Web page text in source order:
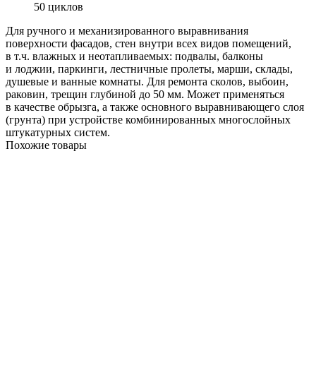
50 циклов
Для ручного и механизированного выравнивания
поверхности фасадов, стен внутри всех видов помещений,
в т.ч. влажных и неотапливаемых: подвалы, балконы
и лоджии, паркинги, лестничные пролеты, марши, склады,
душевые и ванные комнаты. Для ремонта сколов, выбоин,
раковин, трещин глубиной до 50 мм. Может применяться
в качестве обрызга, а также основного выравнивающего слоя
(грунта) при устройстве комбинированных многослойных
штукатурных систем.
Похожие товары